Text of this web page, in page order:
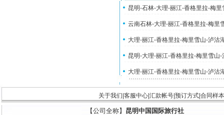
昆明-石林-大理-丽江-香格里拉-梅
云南石林-大理-丽江-香格里拉-梅里
大理-丽江-香格里拉-梅里雪山-泸沽
昆明-大理-丽江-香格里拉-梅里雪山
大理-丽江-香格里拉-梅里雪山-泸沽
关于我们 客服中心 汇款帐号 预订方式 合同样本
【公司全称】 昆明中国国际旅行社